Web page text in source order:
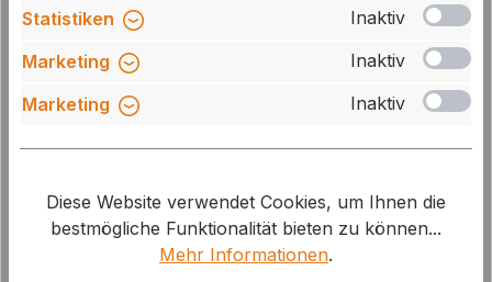
Ähnliche Produkte
Produktgalerie überspringen
Statistiken
Inaktiv
Marketing
Inaktiv
Marketing
Inaktiv
Diese Website verwendet Cookies, um Ihnen die
bestmögliche Funktionalität bieten zu können...
Mehr Informationen.